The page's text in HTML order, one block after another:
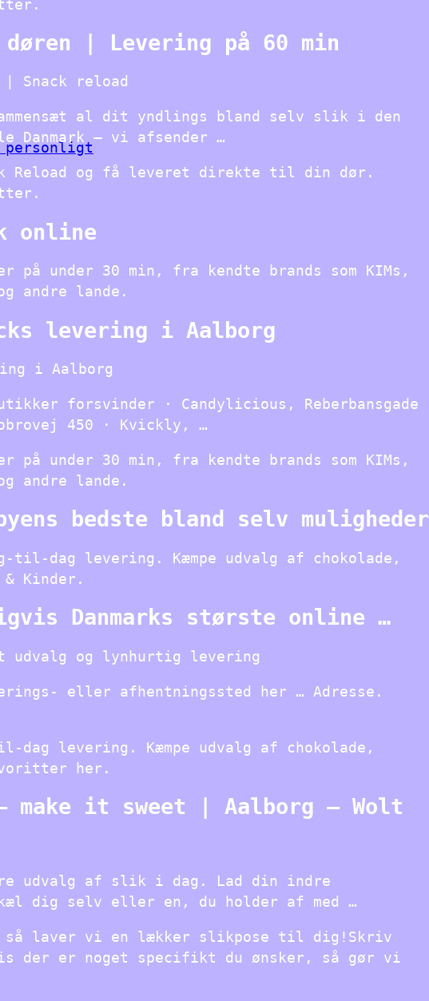
personligt
| Levering på 60 min
Snack reload
al dit yndlings bland selv slik i den
– vi afsender …
Reload og få leveret direkte til din dør.
online
under 30 min, fra kendte brands som KIMs,
andre lande.
levering i Aalborg
i Aalborg
forsvinder · Candylicious, Reberbansgade
450 · Kvickly, …
under 30 min, fra kendte brands som KIMs,
andre lande.
bedste bland selv muligheder
dag levering. Kæmpe udvalg af chokolade,
Kinder.
Danmarks største online …
og lynhurtig levering
eller afhentningssted her … Adresse.
levering. Kæmpe udvalg af chokolade,
her.
it sweet | Aalborg – Wolt
udvalg af slik i dag. Lad din indre
dig selv eller en, du holder af med …
så laver vi en lækker slikpose til dig!Skriv
der er noget specifikt du ønsker, så gør vi